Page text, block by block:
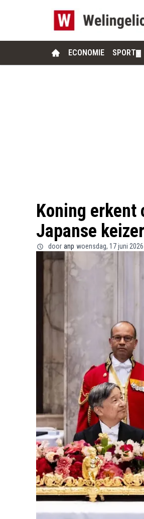
ECONOMIE SPORT
Koning erkent
Japanse keizer
door anp woensdag, 17 juni